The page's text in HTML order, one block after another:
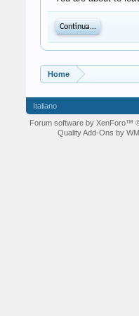
Continua...
Home
Italiano
Forum software by XenForo™
Quality Add-Ons by